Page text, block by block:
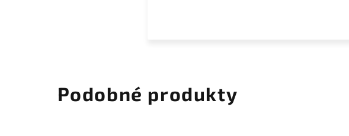
Podobné produkty